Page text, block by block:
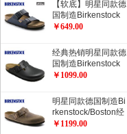
【软底】明星同款德
国制造Birkenstock
经典2扣软木拖鞋Ari
舒适流行色软木拖鞋
￥649.00
经典热销明星同款德
国制造Birkenstock
经典Boston光滑牛
￥1099.00
明星同款德国制造Bi
rkenstock/Boston经
典包头鞋/油皮/天然
￥1199.00